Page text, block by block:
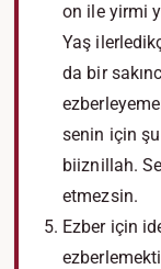
on ile yirmi
Yaş
da bir
senin için
biiznillah.
etmezsin.
Ezber için